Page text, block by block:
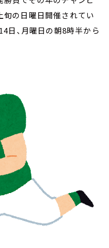
旬の日曜日開催されてい
日、月曜日の朝8時半から